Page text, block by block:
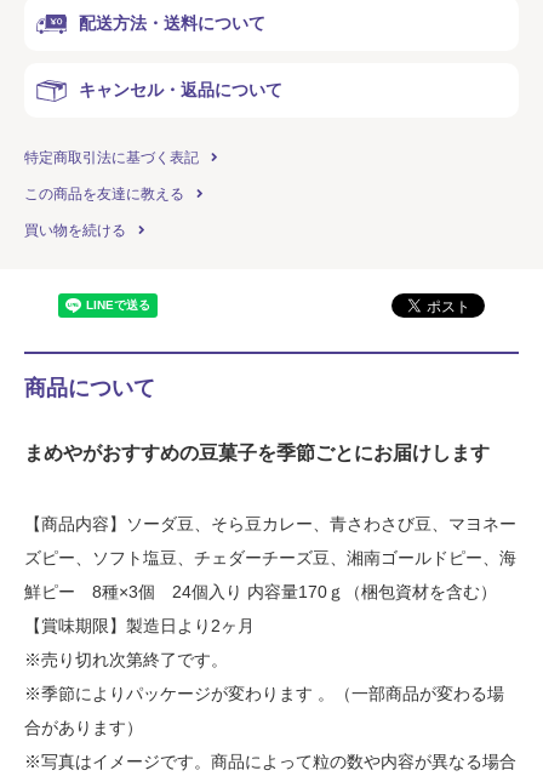
配送方法・送料について
キャンセル・返品について
特定商取引法に基づく表記
この商品を友達に教える
買い物を続ける
商品について
まめやがおすすめの豆菓子を季節ごとにお届けします
【商品内容】ソーダ豆、そら豆カレー、青さわさび豆、マヨネー
ズピー、ソフト塩豆、チェダーチーズ豆、湘南ゴールドピー、海
鮮ピー 8種×3個 24個入り 内容量170ｇ（梱包資材を含む）
【賞味期限】製造日より2ヶ月
※売り切れ次第終了です。
※季節によりパッケージが変わります 。（一部商品が変わる場
合があります）
※写真はイメージです。商品によって粒の数や内容が異なる場合